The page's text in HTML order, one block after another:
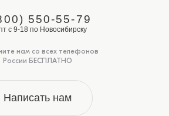
550-55-79
с 9-18 по Новосибирску
нам со всех телефонов
России БЕСПЛАТНО
Написать нам